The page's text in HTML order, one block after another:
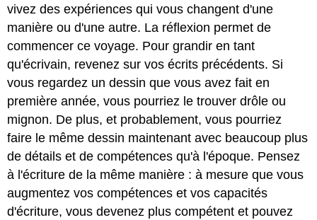
et
capture
d'idées
Structurer
vos
réponses
vivez des expériences qui vous changent d'une
manière ou d'une autre. La réflexion permet de
commencer ce voyage. Pour grandir en tant
qu'écrivain, revenez sur vos écrits précédents. Si
vous regardez un dessin que vous avez fait en
première année, vous pourriez le trouver drôle ou
mignon. De plus, et probablement, vous pourriez
faire le même dessin maintenant avec beaucoup plus
de détails et de compétences qu'à l'époque. Pensez
à l'écriture de la même manière : à mesure que vous
augmentez vos compétences et vos capacités
d'écriture, vous devenez plus compétent et pouvez